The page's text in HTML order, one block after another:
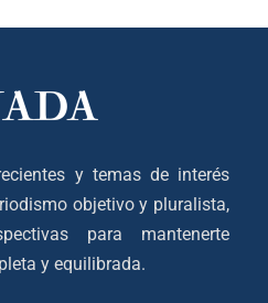
y temas de interés
objetivo y pluralista,
para mantenerte
y equilibrada.